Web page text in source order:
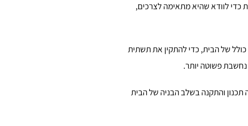
כדי לוודא שהיא מתאימה לצרכים,
כולל של הבית, כדי להתקין את תשתית
פשוטה יותר.
תכנון והתקנה בשלב הבניה של הבית